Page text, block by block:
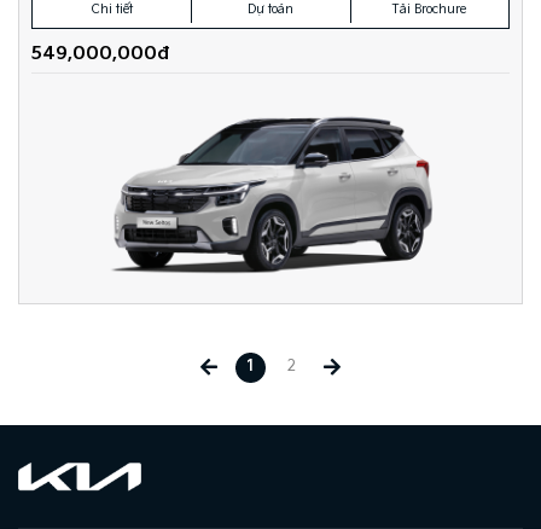
Chi tiết Dự toán Tải Brochure
549,000,000đ
1 2